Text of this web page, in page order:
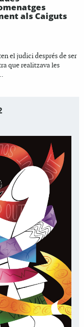
als Caiguts
el judici després de ser
que realitzava les